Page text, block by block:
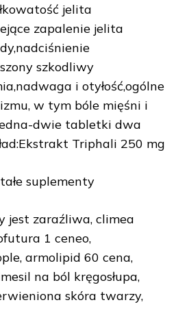
jelita
zapalenie jelita
szkodliwy
i otyłość,ogólne
w tym bóle mięśni i
dwie tabletki dwa
Triphali 250 mg
suplementy
jest zaraźliwa, climea
1 ceneo,
armolipid 60 cena,
na ból kręgosłupa,
skóra twarzy,